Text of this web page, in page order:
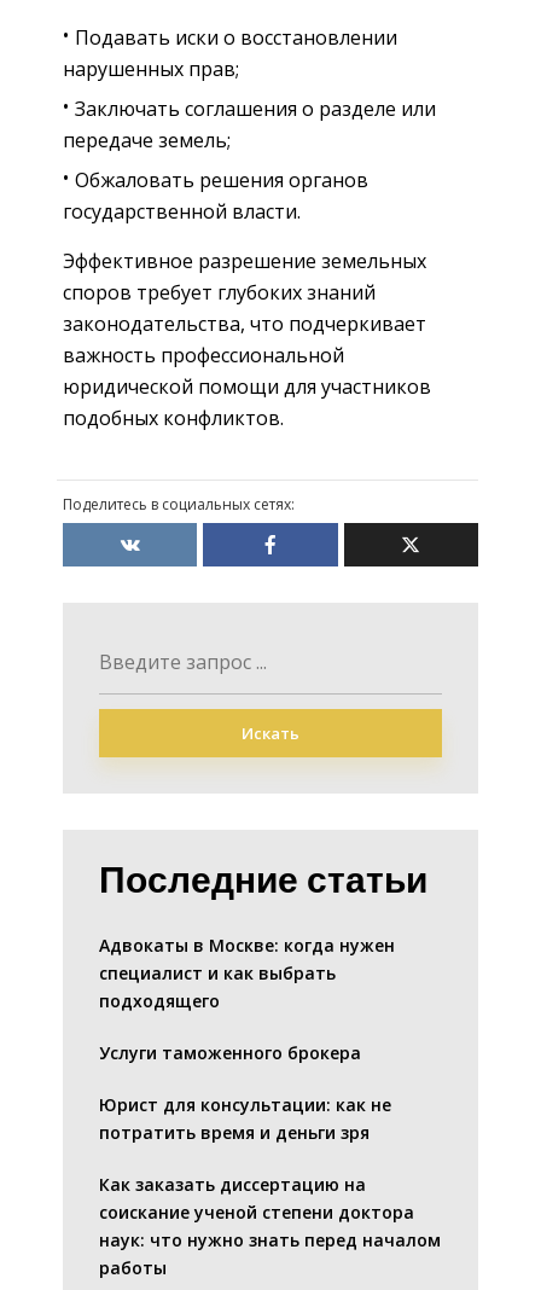
Подавать иски о восстановлении
нарушенных прав;
Заключать соглашения о разделе или
передаче земель;
Обжаловать решения органов
государственной власти.
Эффективное разрешение земельных
споров требует глубоких знаний
законодательства, что подчеркивает
важность профессиональной
юридической помощи для участников
подобных конфликтов.
Поделитесь в социальных сетях:
Искать
Последние статьи
Адвокаты в Москве: когда нужен
специалист и как выбрать
подходящего
Услуги таможенного брокера
Юрист для консультации: как не
потратить время и деньги зря
Как заказать диссертацию на
соискание ученой степени доктора
наук: что нужно знать перед началом
работы